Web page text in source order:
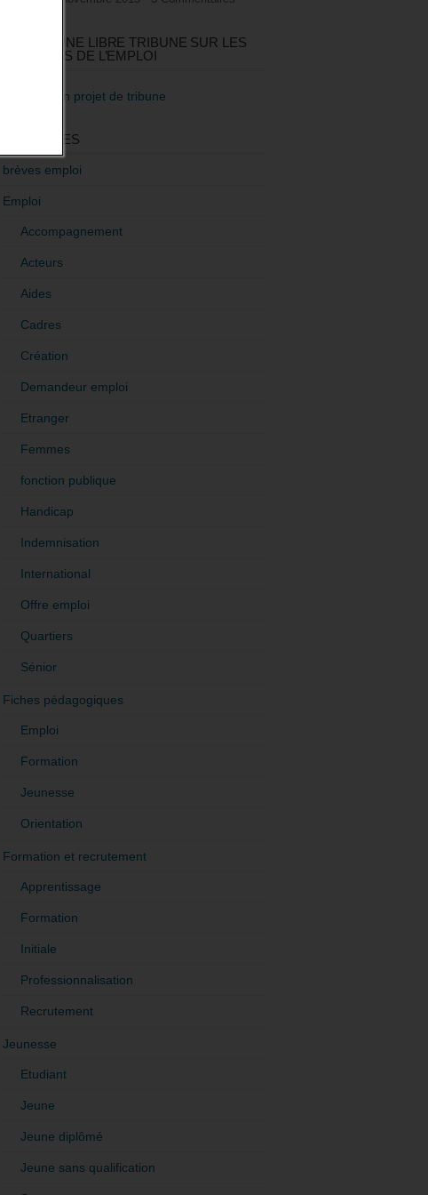
RÉDIGEZ UNE LIBRE TRIBUNE SUR LES
POLITIQUES DE L’EMPLOI
>Décrire mon projet de tribune
CATÉGORIES
brèves emploi
Emploi
Accompagnement
Acteurs
Aides
Cadres
Création
Demandeur emploi
Etranger
Femmes
fonction publique
Handicap
Indemnisation
International
Offre emploi
Quartiers
Sénior
Fiches pédagogiques
Emploi
Formation
Jeunesse
Orientation
Formation et recrutement
Apprentissage
Formation
Initiale
Professionnalisation
Recrutement
Jeunesse
Etudiant
Jeune
Jeune diplômé
Jeune sans qualification